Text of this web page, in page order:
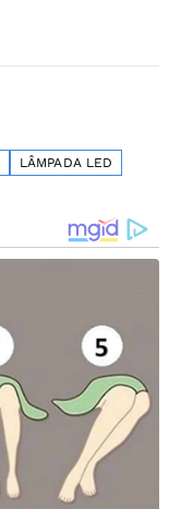
LÂMPADA LED